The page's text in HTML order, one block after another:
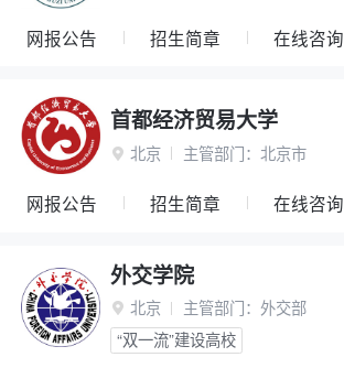
网报公告 招生简章 在线咨询
首都经济贸易大学
 北京 主管部门： 北京市
网报公告 招生简章 在线咨询
外交学院
 北京 主管部门： 外交部
“双一流”建设高校